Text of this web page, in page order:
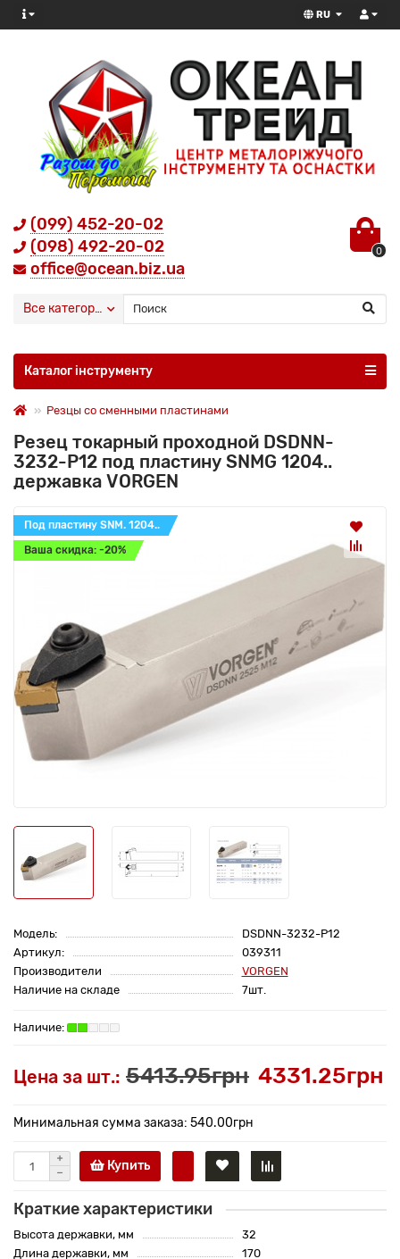
RU
(099) 452-20-02
(098) 492-20-02
office@ocean.biz.ua
0
Все категории
Каталог інструменту
Резцы со сменными пластинами
Резец токарный проходной DSDNN-
3232-P12 под пластину SNMG 1204..
державка VORGEN
Под пластину SNM. 1204..
Ваша скидка: -20%
Модель:
DSDNN-3232-P12
Артикул:
039311
Производители
VORGEN
Наличие на складе
7шт.
Цена за шт.: 5413.95грн 4331.25грн
Минимальная сумма заказа: 540.00грн
Купить
Краткие характеристики
Высота державки, мм
32
Длина державки, мм
170